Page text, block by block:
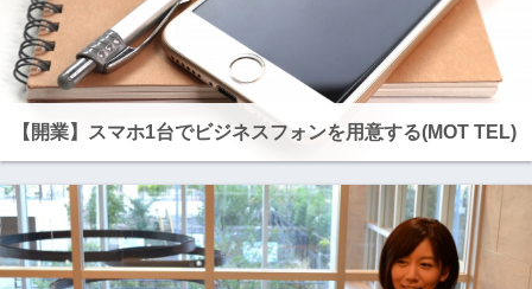
【開業】スマホ1台でビジネスフォンを用意する(MOT TEL)